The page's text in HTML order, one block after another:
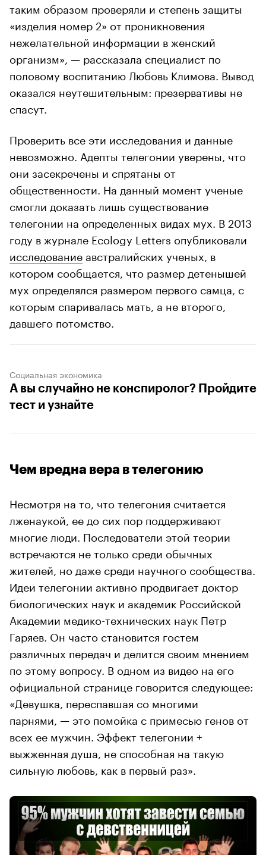
таким образом проверяли и степень защиты
«изделия номер 2» от проникновения
нежелательной информации в женский
организм», — рассказала специалист по
половому воспитанию Любовь Климова. Вывод
оказался неутешительным: презервативы не
спасут.
Проверить все эти исследования и данные
невозможно. Адепты телегонии уверены, что
они засекречены и спрятаны от
общественности. На данный момент ученые
смогли доказать лишь существование
телегонии на определенных видах мух. В 2013
году в журнале Ecology Letters опубликовали
исследованиеавстралийских ученых, в
котором сообщается, что размер детенышей
мух определялся размером первого самца, с
которым спаривалась мать, а не второго,
давшего потомство.
Социальная экономика
А вы случайно не конспиролог? Пройдите
тест и узнайте
Чем вредна вера в телегонию
Несмотря на то, что телегония считается
лженаукой, ее до сих пор поддерживают
многие люди. Последователи этой теории
встречаются не только среди обычных
жителей, но даже среди научного сообщества.
Идеи телегонии активно продвигает доктор
биологических наук и академик Российской
Академии медико-технических наук Петр
Гаряев. Он часто становится гостем
различных передач и делится своим мнением
по этому вопросу. В одном из видео на его
официальной странице говорится следующее:
«Девушка, переспавшая со многими
парнями, — это помойка с примесью генов от
всех ее мужчин. Эффект телегонии +
выжженная душа, не способная на такую
сильную любовь, как в первый раз».